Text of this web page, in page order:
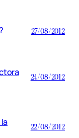
27/08/2012
24/08/2012
22/08/2012